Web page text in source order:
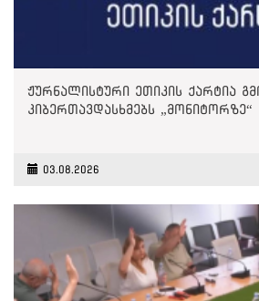
ჟურნალისტური ეთიკის ქარტია
კიბერთავდასხმებს „მონიტორზე“
03.08.2026